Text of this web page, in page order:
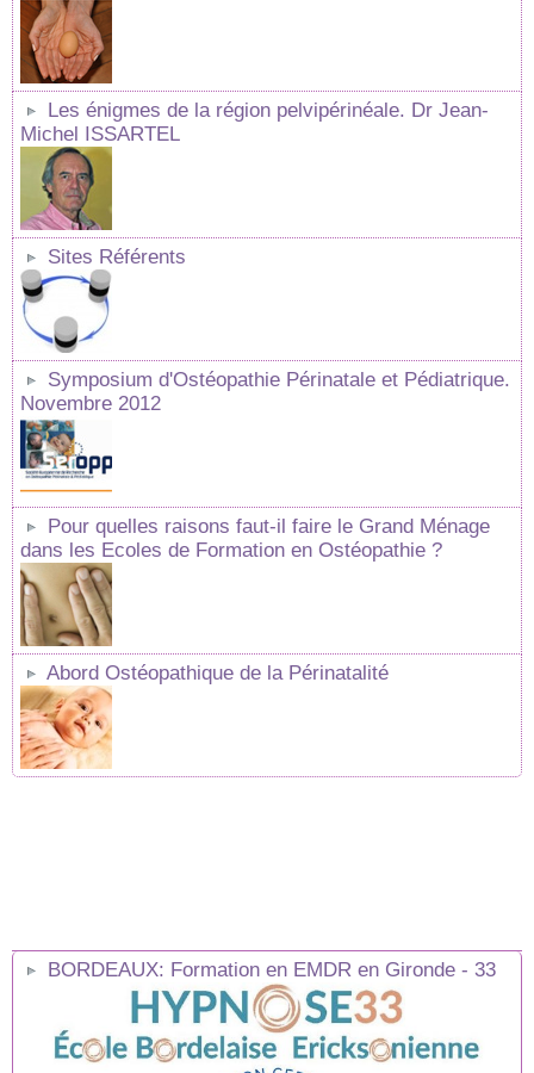
Les énigmes de la région pelvipérinéale. Dr Jean-
Michel ISSARTEL
Sites Référents
Symposium d'Ostéopathie Périnatale et Pédiatrique.
Novembre 2012
Pour quelles raisons faut-il faire le Grand Ménage
dans les Ecoles de Formation en Ostéopathie ?
Abord Ostéopathique de la Périnatalité
BORDEAUX: Formation en EMDR en Gironde - 33